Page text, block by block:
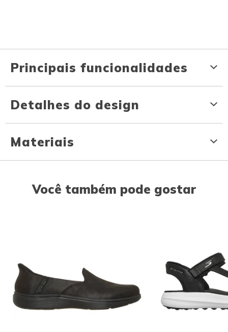
Principais funcionalidades
Detalhes do design
Materiais
Você também pode gostar